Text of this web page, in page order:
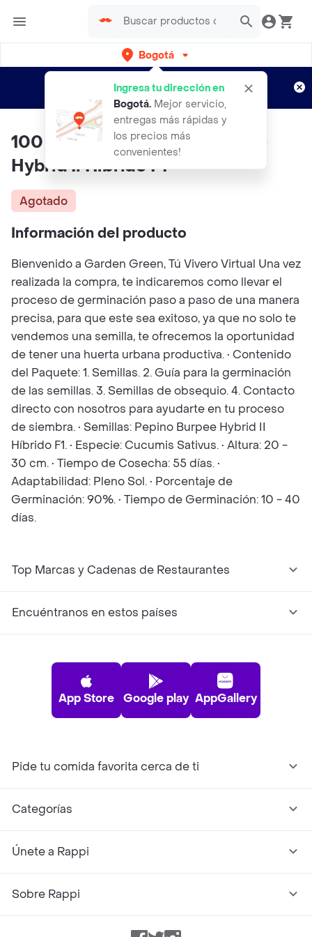
Bogotá
Ingresa tu dirección en
Bogotá. Mejor servicio,
entregas más rápidas y
los precios más
convenientes!
envíos gratis por semanas
Aplican TyC
100 Semillas De Pepino Burpee
Hybrid Ii Híbrido F1
Agotado
Información del producto
Bienvenido a Garden Green, Tú Vivero Virtual Una vez
realizada la compra, te indicaremos como llevar el
proceso de germinación paso a paso de una manera
precisa, para que este sea exitoso, ya que no solo te
vendemos una semilla, te ofrecemos la oportunidad
de tener una huerta urbana productiva. • Contenido
del Paquete: 1. Semillas. 2. Guía para la germinación
de las semillas. 3. Semillas de obsequio. 4. Contacto
directo con nosotros para ayudarte en tu proceso
de siembra. • Semillas: Pepino Burpee Hybrid II
Híbrido F1. • Especie: Cucumis Sativus. • Altura: 20 -
30 cm. • Tiempo de Cosecha: 55 días. •
Adaptabilidad: Pleno Sol. • Porcentaje de
Germinación: 90%. • Tiempo de Germinación: 10 - 40
días.
Top Marcas y Cadenas de Restaurantes
Encuéntranos en estos países
App Store Google play AppGallery
Pide tu comida favorita cerca de ti
Categorías
Únete a Rappi
Sobre Rappi